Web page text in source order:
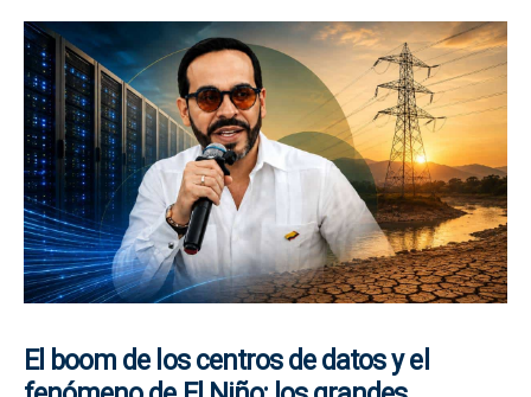
El boom de los centros de datos y el